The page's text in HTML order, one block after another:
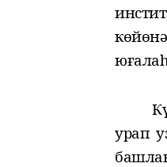
урап